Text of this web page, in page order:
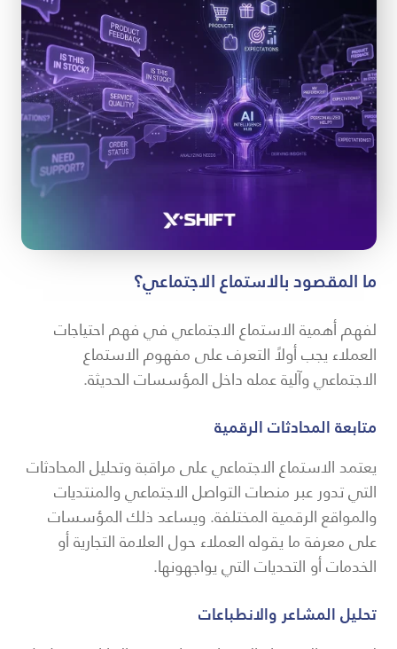
ما المقصود بالاستماع الاجتماعي؟
لفهم أهمية الاستماع الاجتماعي في فهم احتياجات
العملاء يجب أولاً التعرف على مفهوم الاستماع
الاجتماعي وآلية عمله داخل المؤسسات الحديثة.
متابعة المحادثات الرقمية
يعتمد الاستماع الاجتماعي على مراقبة وتحليل المحادثات
التي تدور عبر منصات التواصل الاجتماعي والمنتديات
والمواقع الرقمية المختلفة. ويساعد ذلك المؤسسات
على معرفة ما يقوله العملاء حول العلامة التجارية أو
الخدمات أو التحديات التي يواجهونها.
تحليل المشاعر والانطباعات